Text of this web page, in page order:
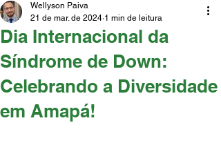
Dia Internacional da
Síndrome de Down:
Celebrando a Diversidade
em Amapá!
Wellyson Paiva
21 de mar. de 2024 1 min de leitura